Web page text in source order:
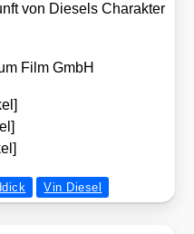
von Die­sels Cha­rak­ter
Film GmbH
Vin Diesel